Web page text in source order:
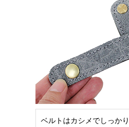
ベルトはカシメでしっか